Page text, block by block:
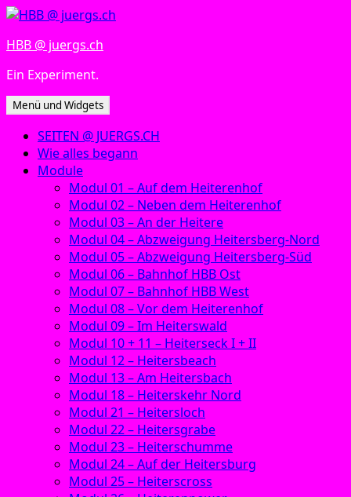
Zum
springen
HBB @ juergs.ch
Ein Experiment.
Menü und Widgets
SEITEN @ JUERGS.CH
Wie alles begann
Module
Modul 01 – Auf dem Heiterenhof
Modul 02 – Neben dem Heiterenhof
Modul 03 – An der Heitere
Modul 04 – Abzweigung Heitersberg-Nord
Modul 05 – Abzweigung Heitersberg-Süd
Modul 06 – Bahnhof HBB Ost
Modul 07 – Bahnhof HBB West
Modul 08 – Vor dem Heiterenhof
Modul 09 – Im Heiterswald
Modul 10 + 11 – Heiterseck I + II
Modul 12 – Heitersbeach
Modul 13 – Am Heitersbach
Modul 18 – Heiterskehr Nord
Modul 21 – Heitersloch
Modul 22 – Heitersgrabe
Modul 23 – Heiterschumme
Modul 24 – Auf der Heitersburg
Modul 25 – Heiterscross